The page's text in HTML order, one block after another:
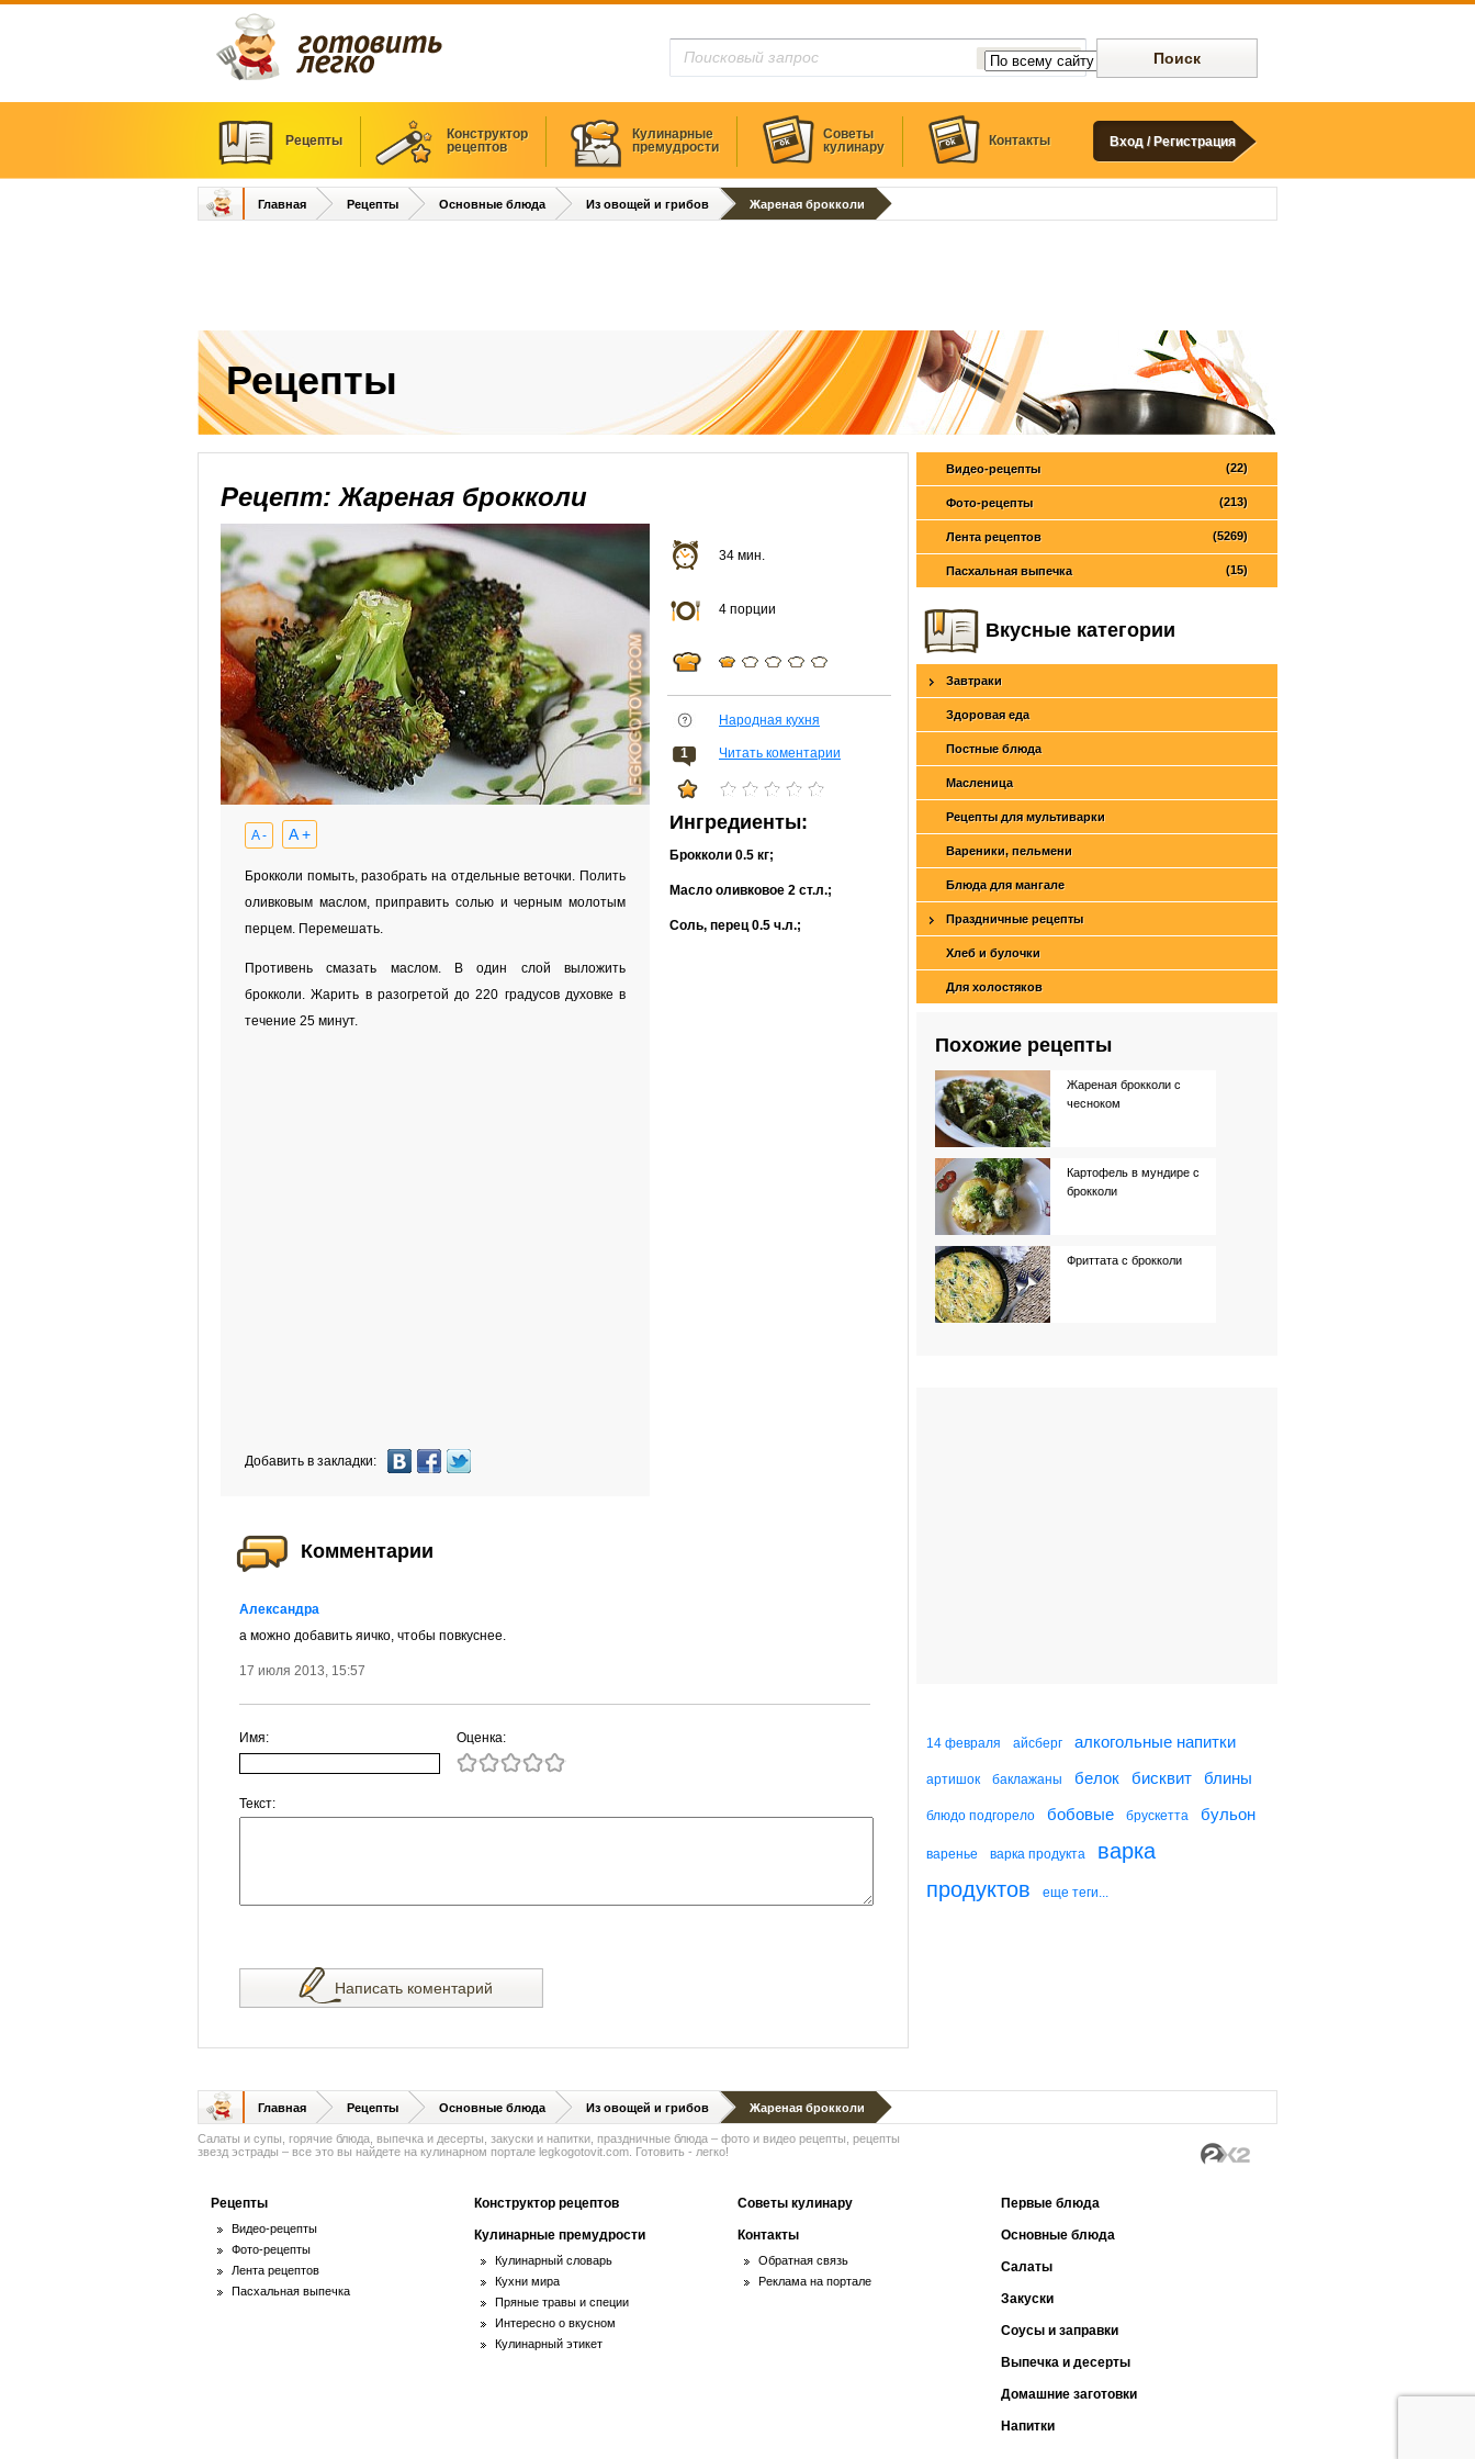
Рецепты
Конструктор
рецептов
Кулинарные
премудрости
Советы
кулинару
Контакты Вход / Регистрация
Главная Рецепты Основные блюда Из овощей и грибов Жареная брокколи
Рецепты
Рецепт: Жареная брокколи
A - A +
Брокколи помыть, разобрать на отдельные веточки. Полить
оливковым маслом, приправить солью и черным молотым
перцем. Перемешать.
Противень смазать маслом. В один слой выложить
брокколи. Жарить в разогретой до 220 градусов духовке в
течение 25 минут.
Добавить в закладки:
34 мин.
4 порции
Народная кухня
1 Читать коментарии
Ингредиенты:
Брокколи 0.5 кг;
Масло оливковое 2 ст.л.;
Соль, перец 0.5 ч.л.;
Комментарии
Александра
а можно добавить яичко, чтобы повкуснее.
17 июля 2013, 15:57
Имя: Оценка:
Текст:
Написать коментарий
(22)
Видео-рецепты
(213)
Фото-рецепты
(5269)
Лента рецептов
(15)
Пасхальная выпечка
Вкусные категории
Завтраки
Здоровая еда
Постные блюда
Масленица
Рецепты для мультиварки
Вареники, пельмени
Блюда для мангале
Праздничные рецепты
Хлеб и булочки
Для холостяков
Похожие рецепты
Жареная брокколи с
чесноком
Картофель в мундире с
брокколи
Фриттата с брокколи
Каннеллони,
фаршированные
индейкой и брокколи
14 февраля айсберг алкогольные напитки
артишок баклажаны белок бисквит блины
блюдо подгорело бобовые брускетта бульон
варенье варка продукта
варка
продуктов
еще теги...
Главная Рецепты Основные блюда Из овощей и грибов Жареная брокколи
Салаты и супы, горячие блюда, выпечка и десерты, закуски и напитки, праздничные блюда – фото и видео рецепты, рецепты
звезд эстрады – все это вы найдете на кулинарном портале legkogotovit.com. Готовить - легко!
Рецепты
Видео-рецепты
Фото-рецепты
Лента рецептов
Пасхальная выпечка
Конструктор рецептов
Кулинарные премудрости
Кулинарный словарь
Кухни мира
Пряные травы и специи
Интересно о вкусном
Кулинарный этикет
Советы кулинару
Контакты
Обратная связь
Реклама на портале
Первые блюда
Основные блюда
Салаты
Закуски
Соусы и заправки
Выпечка и десерты
Домашние заготовки
Напитки